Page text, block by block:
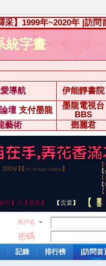
采】1999年~2020年 |訪問
統字畫
導航 伊能靜書院
壇 支付墨龍
墨龍電視台
BBS
藝術 鄧麗君
用戶名
密碼
記錄 排行榜 |訪問首